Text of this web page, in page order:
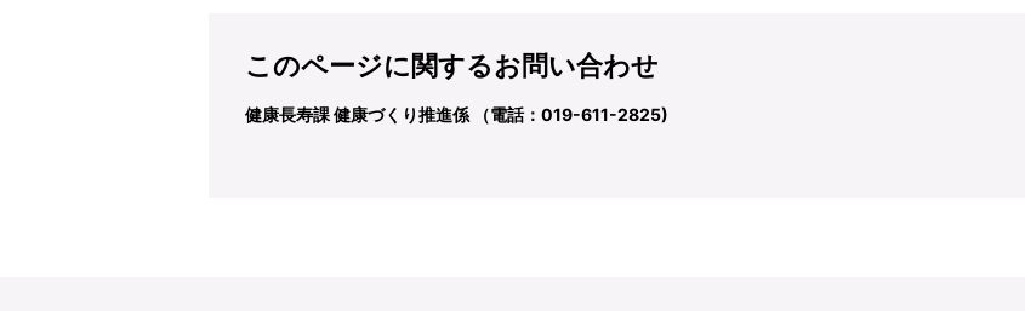
このページに関するお問い合わせ
健康長寿課 健康づくり推進係 （電話：019-611-2825)